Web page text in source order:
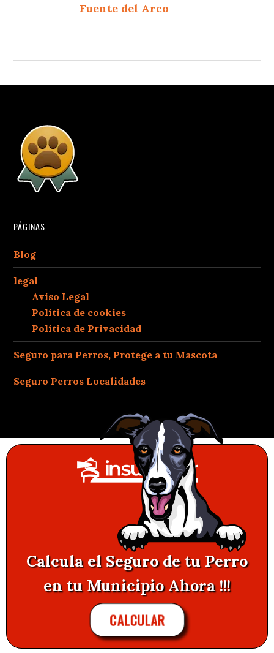
Fuente del Arco
PÁGINAS
Blog
legal
Aviso Legal
Política de cookies
Política de Privacidad
Seguro para Perros, Protege a tu Mascota
Seguro Perros Localidades
Calcula el Seguro de tu Perro
en tu Municipio Ahora !!!
CALCULAR